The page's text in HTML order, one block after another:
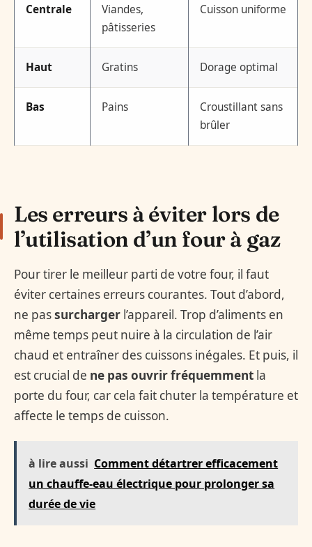
Centrale
Viandes,
pâtisseries
Cuisson uniforme
Haut Gratins Dorage optimal
Bas Pains
Croustillant sans
brûler
Les erreurs à éviter lors de
l’utilisation d’un four à gaz
Pour tirer le meilleur parti de votre four, il faut
éviter certaines erreurs courantes. Tout d’abord,
ne passurcharger l’appareil. Trop d’aliments en
même temps peut nuire à la circulation de l’air
chaud et entraîner des cuissons inégales. Et puis, il
est crucial de ne pas ouvrir fréquemment la
porte du four, car cela fait chuter la température et
affecte le temps de cuisson.
à lire aussi Comment détartrer efficacement
un chauffe-eau électrique pour prolonger sa
durée de vie